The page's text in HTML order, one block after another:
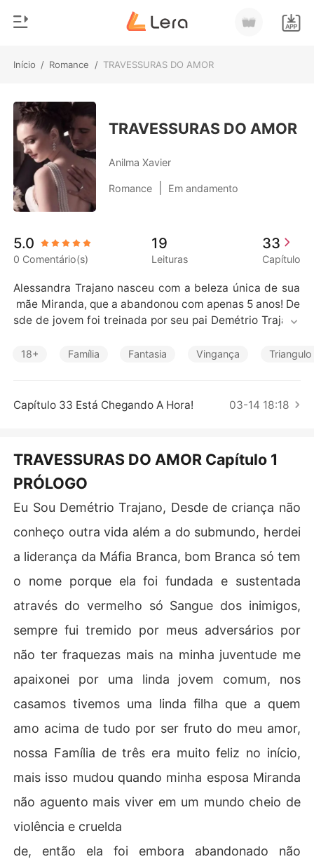
Início / Romance / TRAVESSURAS DO AMOR
Loja
Histórico
Sair
Baixar App
Gênero
Moderno
Lobisomem
Contos
Bilionários
Contos Curtos
TRAVESSURAS DO AMOR
Anilma Xavier
Romance Em andamento
5.0
0 Comentário(s)
19
Leituras
33
Capítulo
Alessandra Trajano nasceu com a beleza única de sua
mãe Miranda, que a abandonou com apenas 5 anos! De
sde de jovem foi treinada por seu pai Demétrio Trajano
omo sua sucessora.
da reaparece lhe pedindo ajuda.
18+ Família Fantasia Vingança
Capítulo 33 Está Chegando A Hora! 03-14 18:18
TRAVESSURAS DO AMOR Capítulo 1
PRÓLOGO
Eu Sou Demétrio Trajano, Desde de criança não
conheço outra vida além a do submundo, herdei
a liderança da Máfia Branca, bom Branca só tem
o nome porque ela foi fundada e sustentada
através do vermelho só Sangue dos inimigos,
sempre fui tremido por meus adversários por
não ter fraquezas mais na minha juventude me
apaixonei por uma linda jovem comum, nos
casamos tivemos uma linda filha que a quem
amo acima de tudo por ser fruto do meu amor,
nossa Família de três era muito feliz no início,
mais isso mudou quando minha esposa Miranda
não aguento mais viver em um mundo cheio de
violência e cruelda
de, então ela foi embora abandonado não